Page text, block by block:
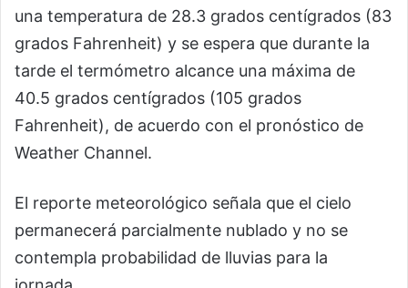
una temperatura de 28.3 grados centígrados (83
grados Fahrenheit) y se espera que durante la
tarde el termómetro alcance una máxima de
40.5 grados centígrados (105 grados
Fahrenheit), de acuerdo con el pronóstico de
Weather Channel.
El reporte meteorológico señala que el cielo
permanecerá parcialmente nublado y no se
contempla probabilidad de lluvias para la